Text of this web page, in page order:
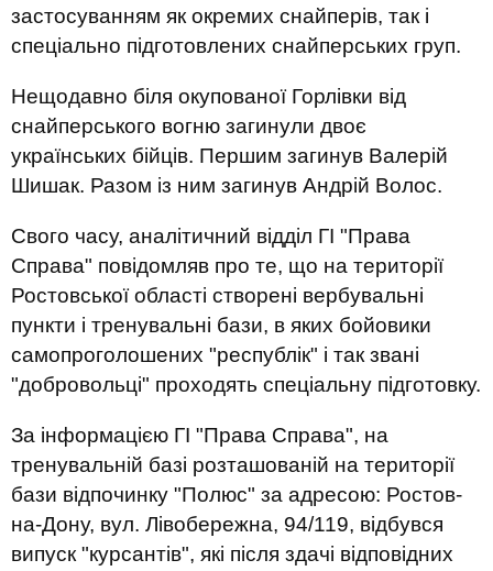
застосуванням як окремих снайперів, так і
спеціально підготовлених снайперських груп.
Нещодавно біля окупованої Горлівки від
снайперського вогню загинули двоє
українських бійців. Першим загинув Валерій
Шишак. Разом із ним загинув Андрій Волос.
Свого часу, аналітичний відділ ГІ "Права
Справа" повідомляв про те, що на території
Ростовської області створені вербувальні
пункти і тренувальні бази, в яких бойовики
самопроголошених "республік" і так звані
"добровольці" проходять спеціальну підготовку.
За інформацією ГІ "Права Справа", на
тренувальній базі розташованій на території
бази відпочинку "Полюс" за адресою: Ростов-
на-Дону, вул. Лівобережна, 94/119, відбувся
випуск "курсантів", які після здачі відповідних